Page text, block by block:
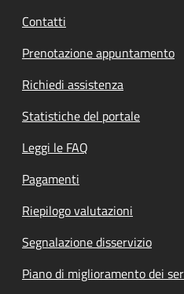
Contatti
Prenotazione appuntamento
Richiedi assistenza
Statistiche del portale
Leggi le FAQ
Pagamenti
Riepilogo valutazioni
Segnalazione disservizio
Piano di miglioramento dei